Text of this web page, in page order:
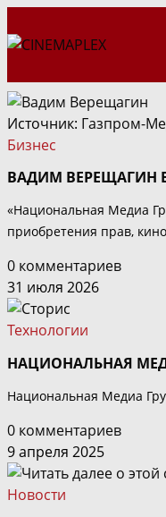
к
Источник: Газпром-
Бизнес
ВАДИМ ВЕРЕЩАГИН
«Национальная Медиа
приобретения прав,
0 комментариев
31 июля 2026
Технологии
НАЦИОНАЛЬНАЯ
Национальная Медиа
0 комментариев
9 апреля 2025
Новости